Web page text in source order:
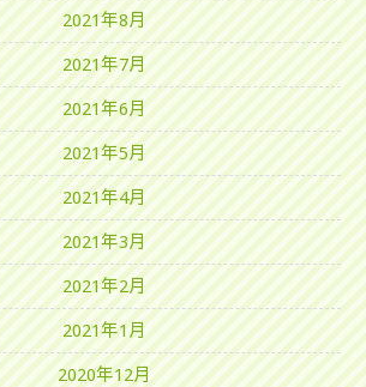
2021年8月
2021年7月
2021年6月
2021年5月
2021年4月
2021年3月
2021年2月
2021年1月
2020年12月